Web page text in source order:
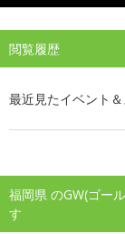
閲覧履歴
最近見たイベント
福岡県 のGW(ゴー
す